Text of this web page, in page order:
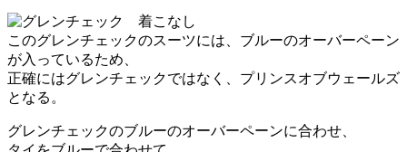
このグレンチェックのスーツには、ブルーのオーバーペーン
が入っているため、
正確にはグレンチェックではなく、プリンスオブウェールズ
となる。
グレンチェックのブルーのオーバーペーンに合わせ、